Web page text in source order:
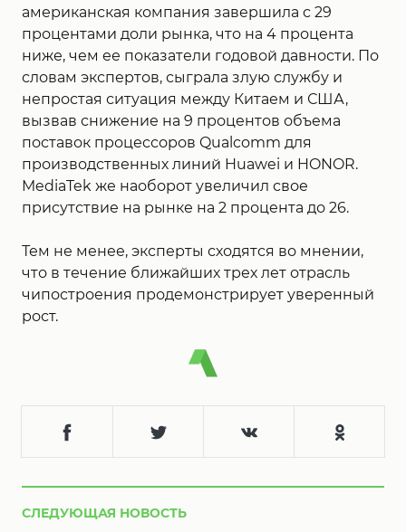
американская компания завершила с 29
процентами доли рынка, что на 4 процента
ниже, чем ее показатели годовой давности. По
словам экспертов, сыграла злую службу и
непростая ситуация между Китаем и США,
вызвав снижение на 9 процентов объема
поставок процессоров Qualcomm для
производственных линий Huawei и HONOR.
MediaTek же наоборот увеличил свое
присутствие на рынке на 2 процента до 26.
Тем не менее, эксперты сходятся во мнении,
что в течение ближайших трех лет отрасль
чипостроения продемонстрирует уверенный
рост.
СЛЕДУЮЩАЯ НОВОСТЬ